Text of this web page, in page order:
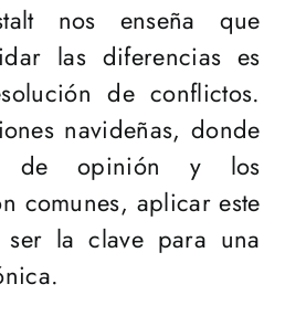
nos enseña que
las diferencias es
de conflictos.
navideñas, donde
de opinión y los
comunes, aplicar este
la clave para una